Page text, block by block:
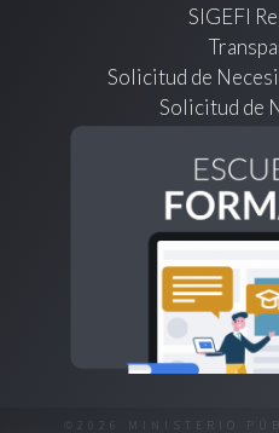
SIGEFI
Solicitud de
Solicitud de
©2026 MINISTERIO